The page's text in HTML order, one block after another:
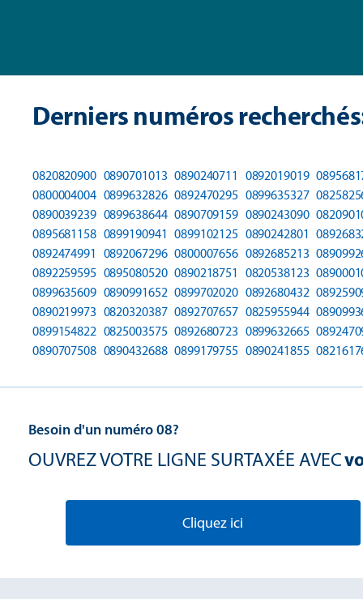
Derniers numéros
0820820900 0890701013 0890240711 0892019019
0800004004 0899632826 0892470295 0899635327
0890039239 0899638644 0890709159 0890243090
0895681158 0899190941 0899102125 0890242801
0892474991 0892067296 0800007656 0892685213
0892259595 0895080520 0890218751 0820538123
0899635609 0890991652 0899702020 0892680432
0890219973 0820320387 0892707657 0825955944
0899154822 0825003575 0892680723 0899632665
0890707508 0890432688 0899179755 0890241855
Besoin d'un numéro 08?
OUVREZ VOTRE LIGNE SURTAXÉE AVEC
Cliquez ici